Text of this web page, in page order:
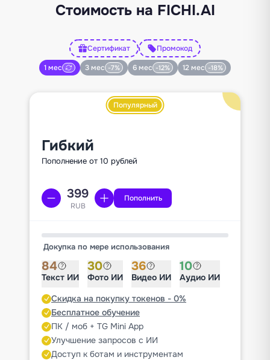
Стоимость на FICHI.AI
Сертификат
1 мес
3 мес -7% 6 мес -12% 12 мес -18%
Промокод
Популярный
Гибкий
Пополнение от 10 рублей
RUB
Пополнить
Докупка по мере использования
84
Текст ИИ
30
Фото ИИ
36
Видео ИИ
10
Аудио ИИ
Скидка на покупку токенов - 0%
Бесплатное обучение
ПК / моб + TG Mini App
Улучшение запросов с ИИ
Доступ к ботам и инструментам